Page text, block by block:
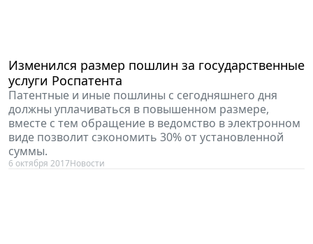
Изменился размер пошлин за государственные
услуги Роспатента
Патентные и иные пошлины с сегодняшнего дня
должны уплачиваться в повышенном размере,
вместе с тем обращение в ведомство в электронном
виде позволит сэкономить 30% от установленной
суммы.
6 октября 2017Новости